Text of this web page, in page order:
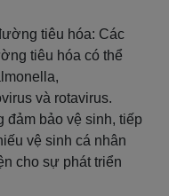
tiêu hóa: Các
tiêu hóa có thể
và rotavirus.
đảm bảo vệ sinh, tiếp
vệ sinh cá nhân
cho sự phát triển